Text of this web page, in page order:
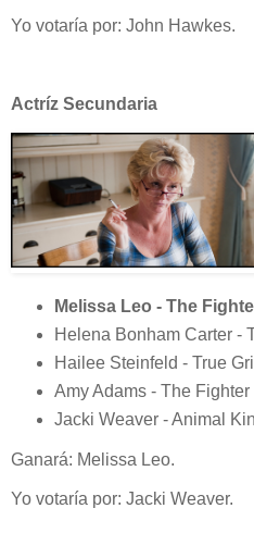
Yo votaría por: John Hawkes.
Actríz Secundaria
Melissa Leo - The
Helena Bonham Carter -
Hailee Steinfeld - True
Amy Adams - The Fighter
Jacki Weaver - Animal
Ganará: Melissa Leo.
Yo votaría por: Jacki Weaver.